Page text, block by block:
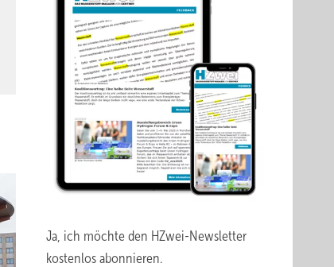
Ja, ich möchte den HZwei-Newsletter
kostenlos abonnieren.